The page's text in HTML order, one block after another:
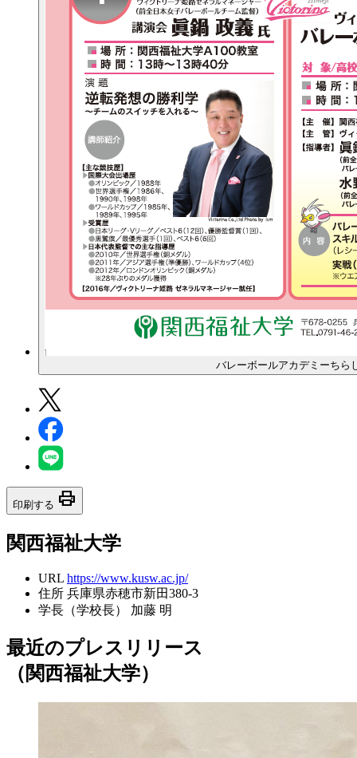
バレーボールアカデミーちら
印刷する print
関西福祉大学
URL https://www.kusw.ac.jp/
住所 兵庫県赤穂市新田380-3
学長（学校長）
加藤 明
最近のプレスリリース
（関西福祉大学）